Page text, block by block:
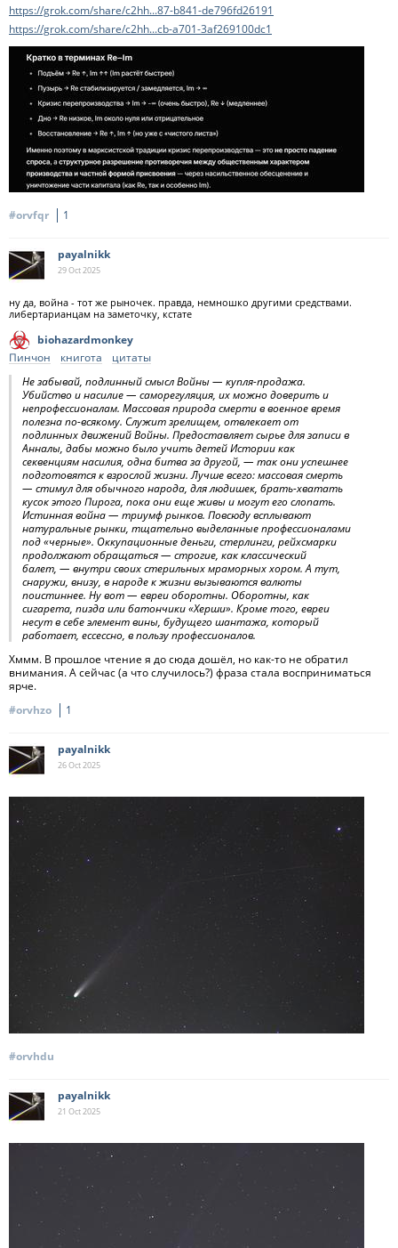
https://grok.com/share/c2hh...87-b841-de796fd26191
https://grok.com/share/c2hh...cb-a701-3af269100dc1
#orvfqr 1
payalnikk
29 Oct2025
ну да, война - тот же рыночек. правда, немношко другими средствами.
либертарианцам на заметочку, кстате
biohazardmonkey
Пинчон
книгота
цитаты
Не забывай, подлинный смысл Войны — купля-продажа.
Убийство и насилие — саморегуляция, их можно доверить и
непрофессионалам. Массовая природа смерти в военное время
полезна по-всякому. Служит зрелищем, отвлекает от
подлинных движений Войны. Предоставляет сырье для записи в
Анналы, дабы можно было учить детей Истории как
секвенциям насилия, одна битва за другой, — так они успешнее
подготовятся к взрослой жизни. Лучше всего: массовая смерть
— стимул для обычного народа, для людишек, брать-хватать
кусок этого Пирога, пока они еще живы и могут его слопать.
Истинная война — триумф рынков. Повсюду всплывают
натуральные рынки, тщательно выделанные профессионалами
под «черные». Оккупационные деньги, стерлинги, рейхсмарки
продолжают обращаться — строгие, как классический
балет, — внутри своих стерильных мраморных хором. А тут,
снаружи, внизу, в народе к жизни вызываются валюты
поистиннее. Ну вот — евреи оборотны. Оборотны, как
сигарета, пизда или батончики «Херши». Кроме того, евреи
несут в себе элемент вины, будущего шантажа, который
работает, ессессно, в пользу профессионалов.
Хммм. В прошлое чтение я до сюда дошёл, но как-то не обратил
внимания. А сейчас (а что случилось?) фраза стала восприниматься
ярче.
#orvhzo
1
payalnikk
26 Oct2025
#orvhdu
payalnikk
21 Oct2025